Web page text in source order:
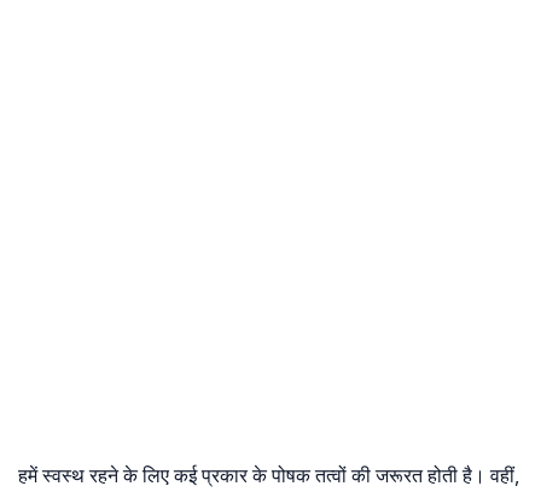
हमें स्वस्थ रहने के लिए कई प्रकार के पोषक तत्वों की जरूरत होती है। वहीं,